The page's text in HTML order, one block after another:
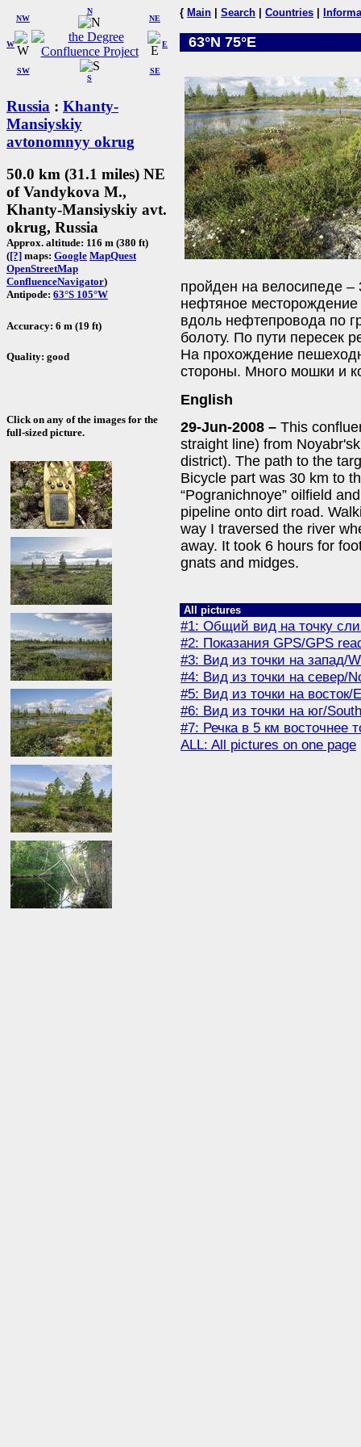
W
NW
N
NE
SW
S
SE
E
Russia : Khanty-
Mansiyskiy
avtonomnyy okrug
50.0 km (31.1 miles) NE
of Vandykova M.,
Khanty-Mansiyskiy avt.
okrug, Russia
Approx. altitude: 116 m (380 ft)
([?] maps: Google MapQuest
OpenStreetMap
ConfluenceNavigator)
Antipode: 63°S 105°W
Accuracy: 6 m (19 ft)
Quality: good
Click on any of the images for the
full-sized picture.
{ Main Search Countries
63°N 75°E
пройден на велосипеде –
нефтяное
вдоль нефтепровода по
болоту. По пути пересек
На прохождение
стороны. Много мошки и
English
29-Jun-2008 – This
straight line) from
district). The path to the
Bicycle part was 30 km to
“Pogranichnoye” oilfield
pipeline onto dirt road.
way I traversed the river
away. It took 6 hours for
gnats and midges.
All pictures
#1: Общий вид на точку
#2: Показания GPS/GPS
#3: Вид из точки на запад/
#4: Вид из точки на север/
#5: Вид из точки на восток/
#6: Вид из точки на юг/
#7: Речка в 5 км восточнее
ALL: All pictures on one page